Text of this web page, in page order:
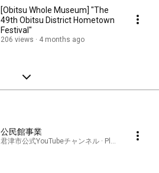
[Obitsu Whole Museum] "The
49th Obitsu District Hometown
Festival"
206 views 4 months ago
公民館事業
君津市公式YouTubeチャンネル · Playlist